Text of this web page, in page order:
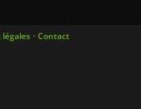
•Contact